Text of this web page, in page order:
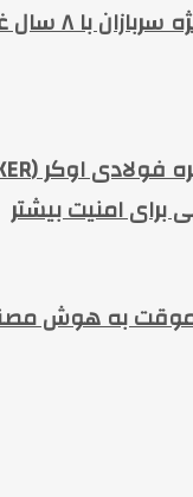
طرح انصار
برای امنیت بیشتر
موقت به هوش